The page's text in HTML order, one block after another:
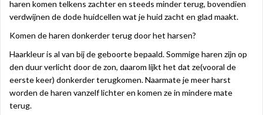
haren komen telkens zachter en steeds minder terug, bovendien
verdwijnen de dode huidcellen wat je huid zacht en glad maakt.
Komen de haren donkerder terug door het harsen?
Haarkleur is al van bij de geboorte bepaald. Sommige haren zijn op
den duur verlicht door de zon, daarom lijkt het dat ze(vooral de
eerste keer) donkerder terugkomen. Naarmate je meer harst
worden de haren vanzelf lichter en komen ze in mindere mate
terug.